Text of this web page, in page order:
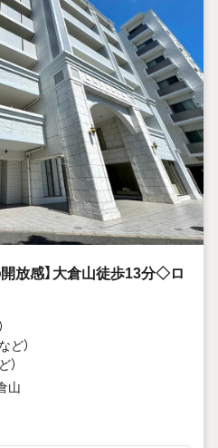
店』まで！
密着を合言葉に
指しております。
数ございます。
いなぁ・・
・・？etc.
ください！
ていただきます！
ります!!
放感】大倉山徒歩13分◇ロ
など）
）
山